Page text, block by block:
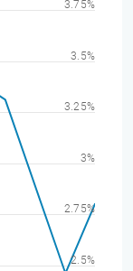
2.5%
2.75%
3%
3.25%
3.5%
3.75%